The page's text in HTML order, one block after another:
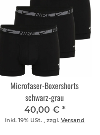
Microfaser-Boxershorts
schwarz-grau
40,00 € *
inkl. 19% USt. , zzgl. Versand